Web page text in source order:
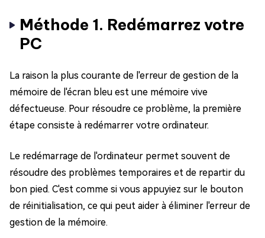
Méthode 1. Redémarrez votre
PC
La raison la plus courante de l'erreur de gestion de la
mémoire de l'écran bleu est une mémoire vive
défectueuse. Pour résoudre ce problème, la première
étape consiste à redémarrer votre ordinateur.
Le redémarrage de l'ordinateur permet souvent de
résoudre des problèmes temporaires et de repartir du
bon pied. C'est comme si vous appuyiez sur le bouton
de réinitialisation, ce qui peut aider à éliminer l'erreur de
gestion de la mémoire.